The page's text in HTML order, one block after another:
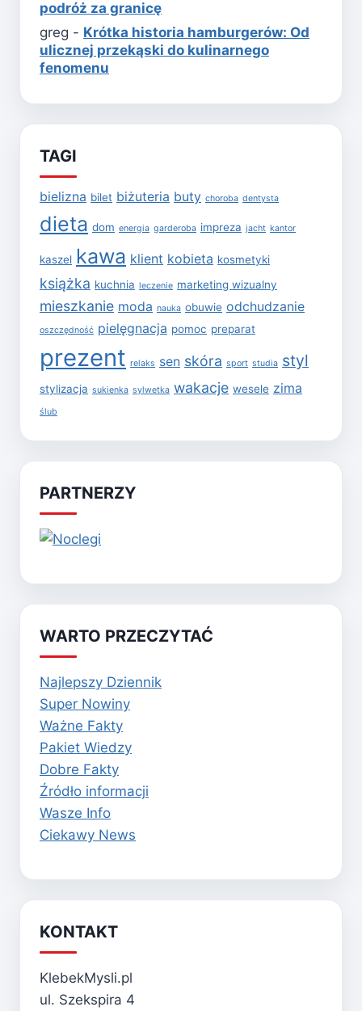
podróż za granicę
greg - Krótka historia hamburgerów: Od
ulicznej przekąski do kulinarnego
fenomenu
TAGI
bielizna bilet biżuteria buty choroba dentysta
dieta dom energia garderoba impreza jacht kantor
kaszel kawa klient kobieta kosmetyki
książka kuchnia leczenie marketing wizualny
mieszkanie moda nauka obuwie odchudzanie
oszczędność pielęgnacja pomoc preparat
prezent relaks sen skóra sport studia styl
stylizacja sukienka sylwetka wakacje wesele zima
ślub
PARTNERZY
WARTO PRZECZYTAĆ
Najlepszy Dziennik
Super Nowiny
Ważne Fakty
Pakiet Wiedzy
Dobre Fakty
Źródło informacji
Wasze Info
Ciekawy News
KONTAKT
KlebekMysli.pl
ul. Szekspira 4